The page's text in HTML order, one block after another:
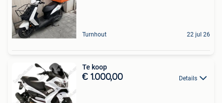
Turnhout 22 jul 26
Te koop
€ 1.000,00 Details